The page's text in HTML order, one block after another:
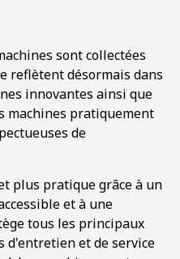
sont collectées
reflètent désormais dans
innovantes ainsi que
machines pratiquement
de
plus pratique grâce à un
et à une
tous les principaux
d'entretien et de service